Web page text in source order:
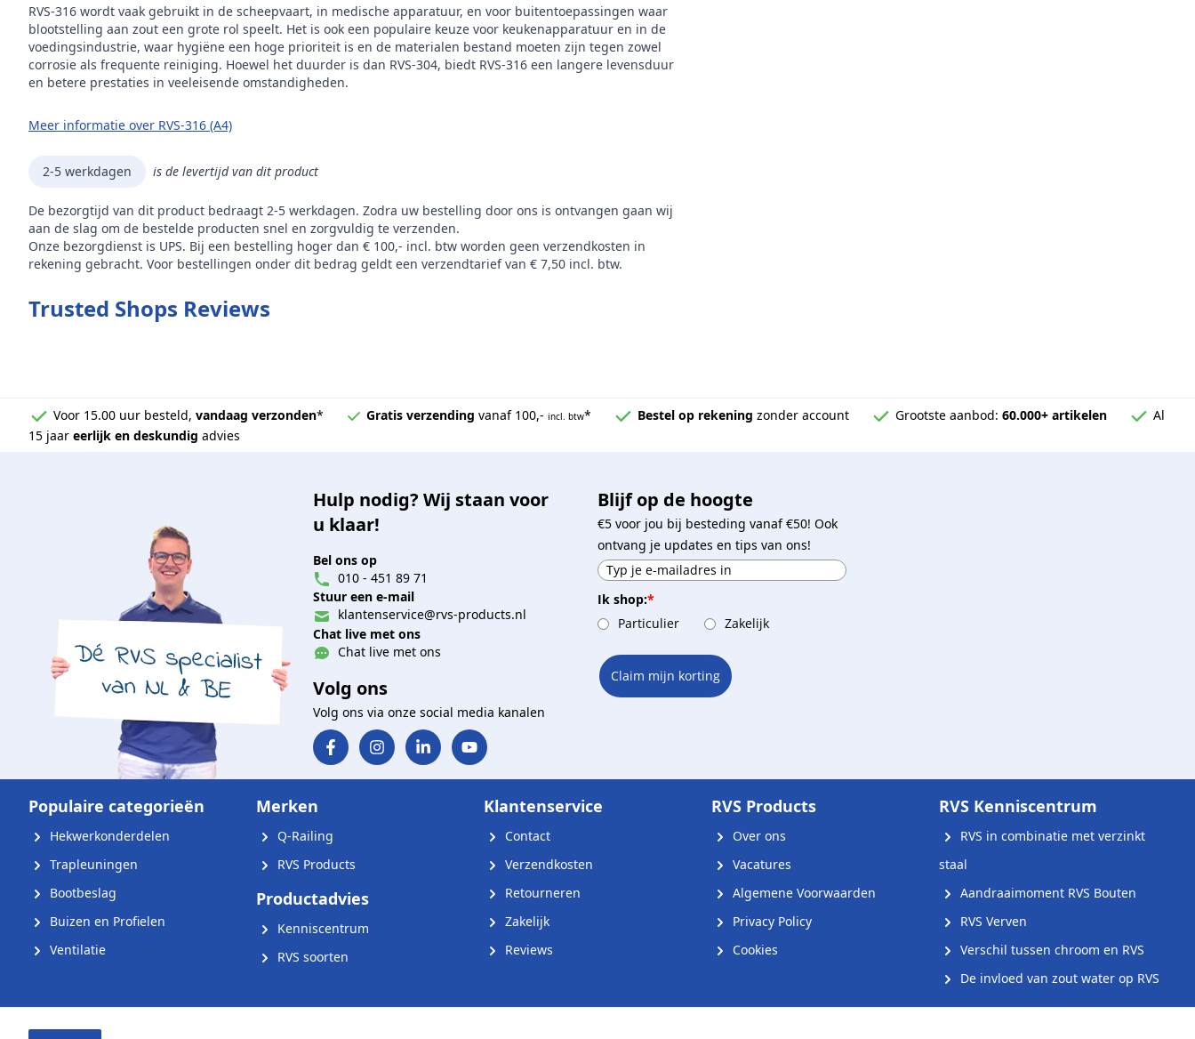
RVS-316 wordt vaak gebruikt in de scheepvaart, in medische apparatuur, en voor buitentoepassingen waar
blootstelling aan zout een grote rol speelt. Het is ook een populaire keuze voor keukenapparatuur en in de
voedingsindustrie, waar hygiëne een hoge prioriteit is en de materialen bestand moeten zijn tegen zowel
corrosie als frequente reiniging. Hoewel het duurder is dan RVS-304, biedt RVS-316 een langere levensduur
en betere prestaties in veeleisende omstandigheden.
Meer informatie over RVS-316 (A4)
2-5 werkdagen is de levertijd van dit product
De bezorgtijd van dit product bedraagt 2-5 werkdagen. Zodra uw bestelling door ons is ontvangen gaan wij
aan de slag om de bestelde producten snel en zorgvuldig te verzenden.
Onze bezorgdienst is UPS. Bij een bestelling hoger dan € 100,- incl. btw worden geen verzendkosten in
rekening gebracht. Voor bestellingen onder dit bedrag geldt een verzendtarief van € 7,50 incl. btw.
Trusted Shops Reviews
Voor 15.00 uur besteld, vandaag verzonden* Gratis verzending vanaf 100,- incl. btw* Bestel op rekening zonder account Grootste aanbod: 60.000+ artikelen
Al
15 jaar eerlijk en deskundig advies
Hulp nodig? Wij staan voor
u klaar!
Bel ons op
010 - 451 89 71
Stuur een e-mail
klantenservice@rvs-products.nl
Chat live met ons
Chat live met ons
Volg ons
Volg ons via onze social media kanalen
Blijf op de hoogte
€5 voor jou bij besteding vanaf €50! Ook
ontvang je updates en tips van ons!
Ik shop:*
Particulier
Zakelijk
Claim mijn korting
Populaire categorieën
Hekwerkonderdelen
Trapleuningen
Bootbeslag
Buizen en Profielen
Ventilatie
Merken
Q-Railing
RVS Products
Productadvies
Kenniscentrum
RVS soorten
Klantenservice
Contact
Verzendkosten
Retourneren
Zakelijk
Reviews
RVS Products
Over ons
Vacatures
Algemene Voorwaarden
Privacy Policy
Cookies
RVS Kenniscentrum
RVS in combinatie met verzinkt
staal
Aandraaimoment RVS Bouten
RVS Verven
Verschil tussen chroom en RVS
De invloed van zout water op RVS